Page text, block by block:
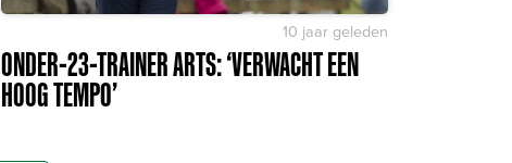
10 jaar geleden
ONDER-23-TRAINER ARTS: ‘VERWACHT EEN
HOOG TEMPO’